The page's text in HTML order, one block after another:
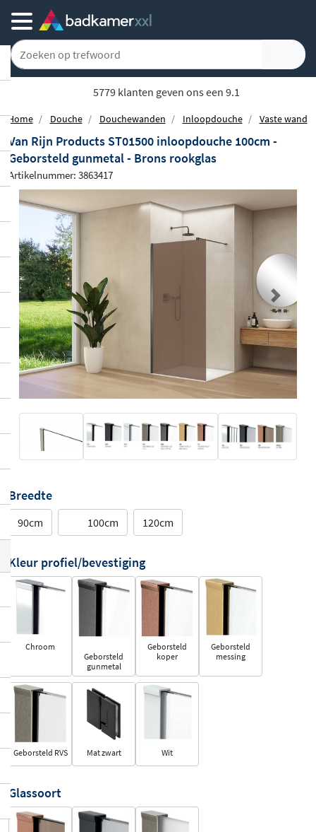
5779 klanten geven ons een 9.1
Home Douche Douchewanden Inloopdouche Vaste wand
Van Rijn Products ST01500 inloopdouche 100cm -
Geborsteld gunmetal - Brons rookglas
Artikelnummer: 3863417
Previous Next
Breedte
90cm 100cm 120cm
Kleur profiel/bevestiging
Chroom
Geborsteld
gunmetal
Geborsteld
koper
Geborsteld
messing
Geborsteld RVS Mat zwart Wit
Glassoort